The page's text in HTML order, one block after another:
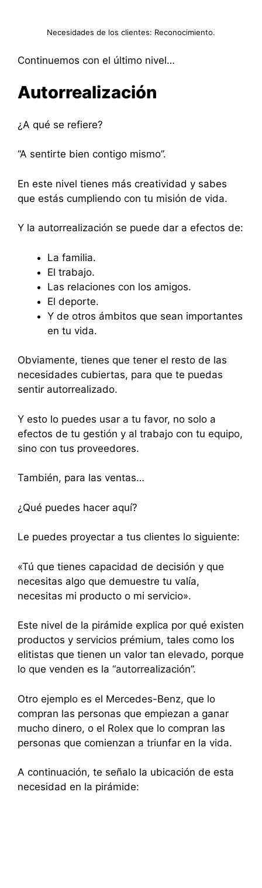
Necesidades de los clientes: Reconocimiento.
Continuemos con el último nivel…
Autorrealización
¿A qué se refiere?
“A sentirte bien contigo mismo”.
En este nivel tienes más creatividad y sabes
que estás cumpliendo con tu misión de vida.
Y la autorrealización se puede dar a efectos de:
La familia.
El trabajo.
Las relaciones con los amigos.
El deporte.
Y de otros ámbitos que sean importantes
en tu vida.
Obviamente, tienes que tener el resto de las
necesidades cubiertas, para que te puedas
sentir autorrealizado.
Y esto lo puedes usar a tu favor, no solo a
efectos de tu gestión y al trabajo con tu equipo,
sino con tus proveedores.
También, para las ventas…
¿Qué puedes hacer aquí?
Le puedes proyectar a tus clientes lo siguiente:
«Tú que tienes capacidad de decisión y que
necesitas algo que demuestre tu valía,
necesitas mi producto o mi servicio».
Este nivel de la pirámide explica por qué existen
productos y servicios prémium, tales como los
elitistas que tienen un valor tan elevado, porque
lo que venden es la “autorrealización”.
Otro ejemplo es el Mercedes-Benz, que lo
compran las personas que empiezan a ganar
mucho dinero, o el Rolex que lo compran las
personas que comienzan a triunfar en la vida.
A continuación, te señalo la ubicación de esta
necesidad en la pirámide: